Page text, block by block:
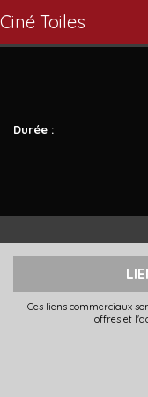
Ciné Toiles
Durée :
Ces liens commerciaux
offres et